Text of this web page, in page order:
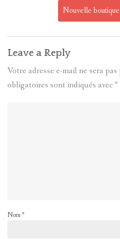
Nouvelle
Leave a Reply
Votre adresse e-mail ne sera
obligatoires sont indiqués avec*
Nom*